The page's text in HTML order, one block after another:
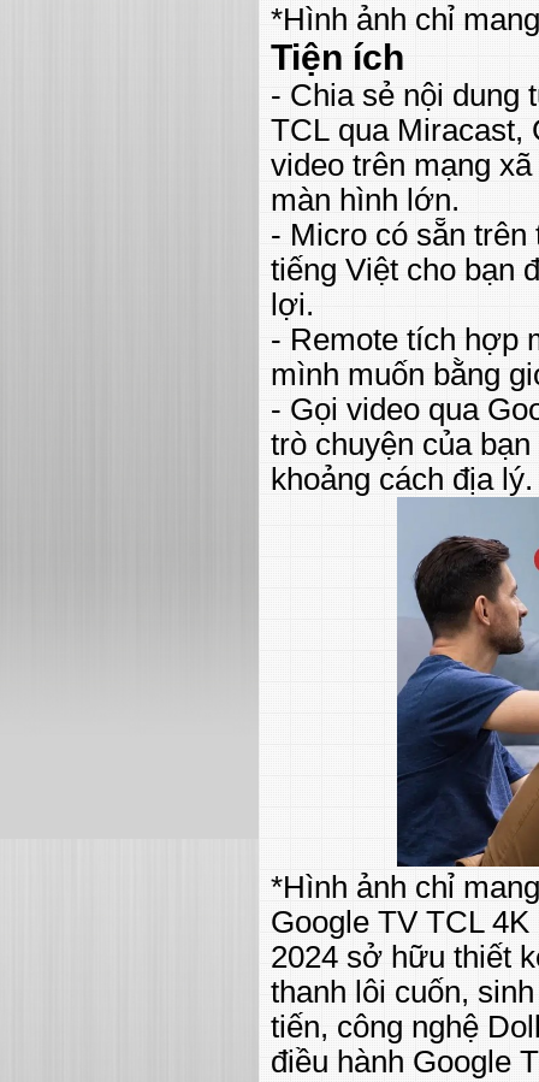
*Hình ảnh chỉ
Tiện ích
- Chia sẻ nội dung
TCL qua Miracast,
video trên mạng
màn hình lớn.
- Micro có sẵn
tiếng Việt cho bạn
lợi.
- Remote tích hợp
mình muốn bằng
- Gọi video qua
trò chuyện của
khoảng cách địa
*Hình ảnh chỉ
Google TV TCL
2024 sở hữu thiết
thanh lôi cuốn,
tiến, công nghệ
điều hành Google